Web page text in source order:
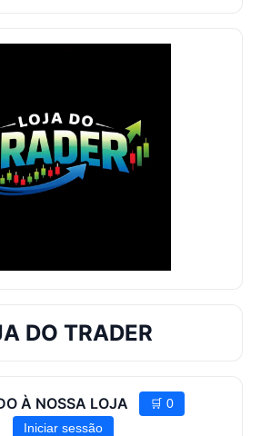
DO TRADER
À NOSSA LOJA 🛒 0
Iniciar sessão